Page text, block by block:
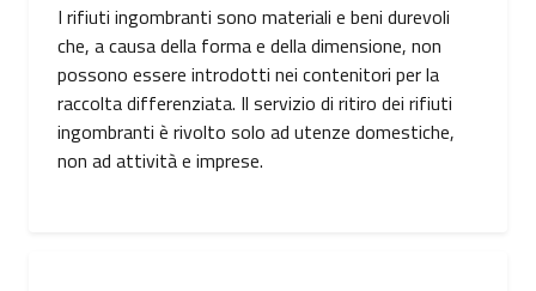
I rifiuti ingombranti sono materiali e beni durevoli
che, a causa della forma e della dimensione, non
possono essere introdotti nei contenitori per la
raccolta differenziata. Il servizio di ritiro dei rifiuti
ingombranti è rivolto solo ad utenze domestiche,
non ad attività e imprese.